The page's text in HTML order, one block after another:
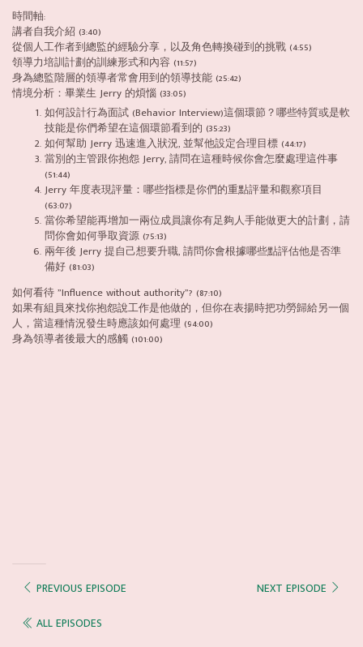
時間軸:
講者自我介紹 (3:40)
從個人工作者到總監的經驗分享，以及角色轉換碰到的挑戰 (4:55)
領導力培訓計劃的訓練形式和內容 (11:57)
身為總監階層的領導者常會用到的領導技能 (25:42)
情境分析：畢業生 Jerry 的煩惱 (33:05)
如何設計行為面試 (Behavior Interview)這個環節？哪些特質或是軟
技能是你們希望在這個環節看到的 (35:23)
如何幫助 Jerry 迅速進入狀況, 並幫他設定合理目標 (44:17)
當別的主管跟你抱怨 Jerry, 請問在這種時候你會怎麼處理這件事
(51:44)
Jerry 年度表現評量：哪些指標是你們的重點評量和觀察項目
(63:07)
當你希望能再增加一兩位成員讓你有足夠人手能做更大的計劃，請
問你會如何爭取資源 (75:13)
兩年後 Jerry 提自己想要升職, 請問你會根據哪些點評估他是否準
備好 (81:03)
如何看待 ”Influence without authority”? (87:10)
如果有組員來找你抱怨說工作是他做的，但你在表揚時把功勞歸給另一個
人，當這種情況發生時應該如何處理 (94:00)
身為領導者後最大的感觸 (101:00)
PREVIOUS EPISODE
NEXT EPISODE
ALL EPISODES